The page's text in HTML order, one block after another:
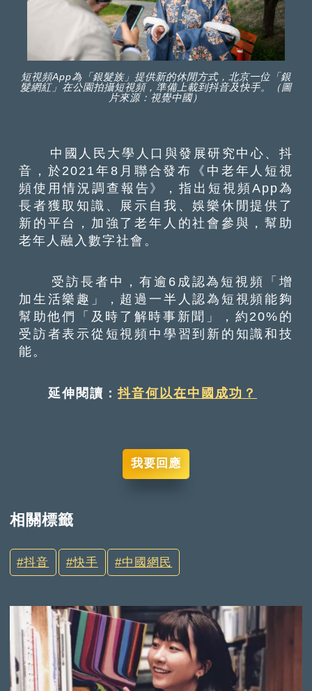
短視頻App為「銀髮族」提供新的休閒方式，北京一位「銀
髮網紅」在公園拍攝短視頻，準備上載到抖音及快手。（圖
片來源：視覺中國）
中國人民大學人口與發展研究中心、抖
音，於2021年8月聯合發布《中老年人短視
頻使用情況調查報告》，指出短視頻App為
長者獲取知識、展示自我、娛樂休閒提供了
新的平台，加強了老年人的社會參與，幫助
老年人融入數字社會。
受訪長者中，有逾6成認為短視頻「增
加生活樂趣」，超過一半人認為短視頻能夠
幫助他們「及時了解時事新聞」，約20%的
受訪者表示從短視頻中學習到新的知識和技
能。
延伸閱讀：抖音何以在中國成功？
我要回應
相關標籤
抖音 快手 中國網民